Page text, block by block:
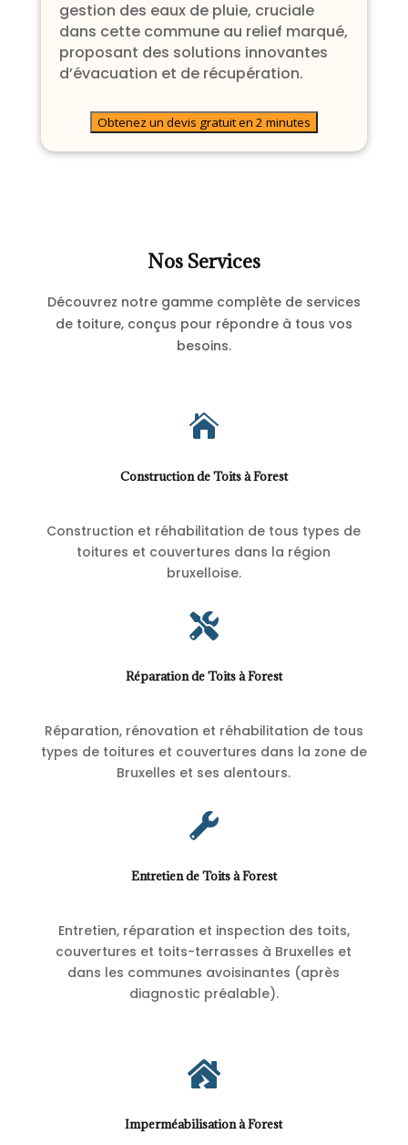
gestion des eaux de pluie, cruciale
dans cette commune au relief marqué,
proposant des solutions innovantes
d’évacuation et de récupération.
Obtenez un devis gratuit en 2 minutes
Nos Services
Découvrez notre gamme complète de services
de toiture, conçus pour répondre à tous vos
besoins.

Construction de Toits à Forest
Construction et réhabilitation de tous types de
toitures et couvertures dans la région
bruxelloise.

Réparation de Toits à Forest
Réparation, rénovation et réhabilitation de tous
types de toitures et couvertures dans la zone de
Bruxelles et ses alentours.

Entretien de Toits à Forest
Entretien, réparation et inspection des toits,
couvertures et toits-terrasses à Bruxelles et
dans les communes avoisinantes (après
diagnostic préalable).

Imperméabilisation à Forest